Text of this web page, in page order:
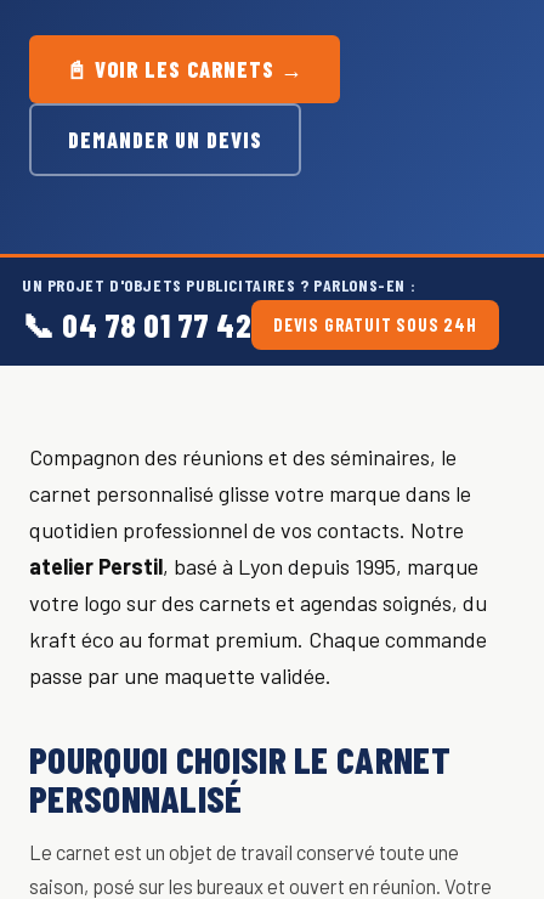
📓 VOIR LES CARNETS →
DEMANDER UN DEVIS
UN PROJET D'OBJETS PUBLICITAIRES ? PARLONS-EN :
📞 04 78 01 77 42 DEVIS GRATUIT SOUS 24H
Compagnon des réunions et des séminaires, le
carnet personnalisé glisse votre marque dans le
quotidien professionnel de vos contacts. Notre
atelier Perstil, basé à Lyon depuis 1995, marque
votre logo sur des carnets et agendas soignés, du
kraft éco au format premium. Chaque commande
passe par une maquette validée.
POURQUOI CHOISIR LE CARNET
PERSONNALISÉ
Le carnet est un objet de travail conservé toute une
saison, posé sur les bureaux et ouvert en réunion. Votre